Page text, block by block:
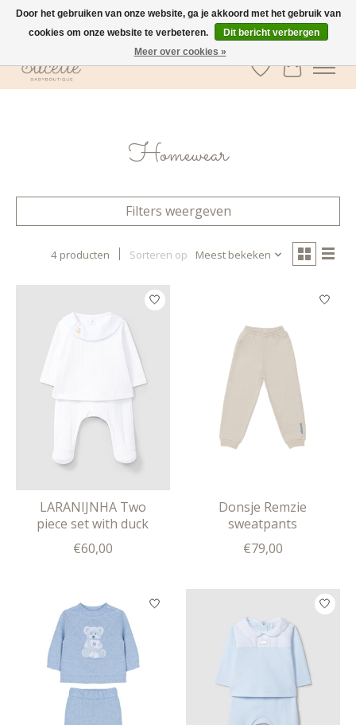
GRATIS verzending vanaf €100 in België
Verlanglijst
Homewear
Filters weergeven
4 producten Sorteren op Meest bekeken
LARANIJNHA Two
piece set with duck
€60,00
Donsje Remzie
sweatpants
€79,00
Door het gebruiken van onze website, ga je akkoord met het gebruik van
cookies om onze website te verbeteren.
Dit bericht verbergen
Meer over cookies »